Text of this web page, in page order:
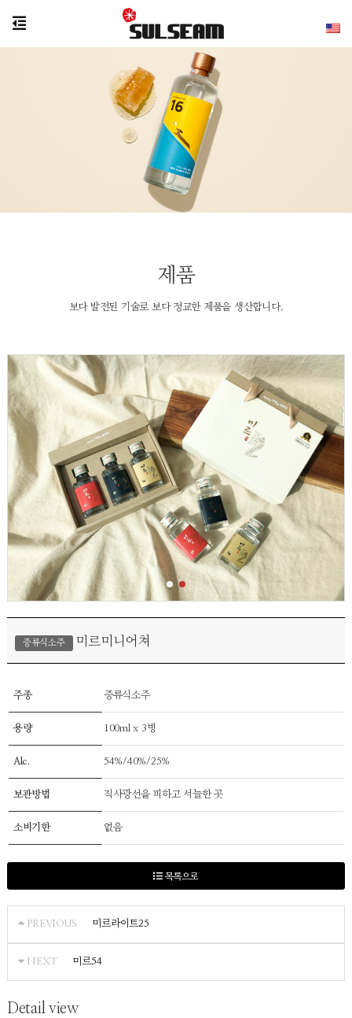
제품
보다 발전된 기술로 보다 정교한 제품을 생산합니다.
증류식소주 미르미니어쳐
주종 증류식소주
용량 100ml x 3병
Alc. 54%/40%/25%
보관방법 직사광선을 피하고 서늘한 곳
소비기한 없음
목록으로
PREVIOUS 미르라이트25
NEXT 미르54
Detail view